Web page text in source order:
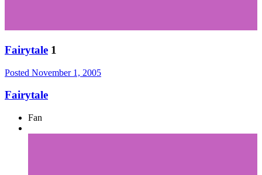
Fairytale 1
Posted November 1, 2005
Fairytale
Fan